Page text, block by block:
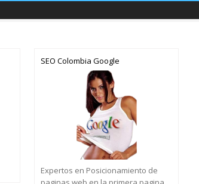
SEO Colombia Google
Expertos en Posicionamiento de